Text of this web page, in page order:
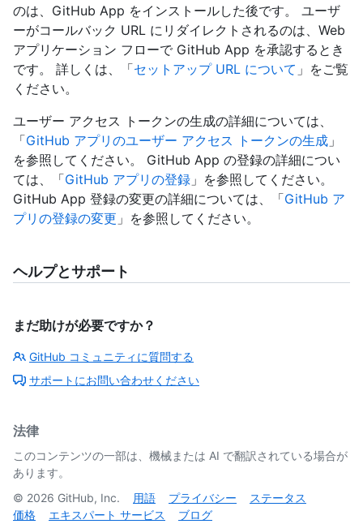
のは、GitHub App をインストールした後です。 ユーザ
ーがコールバック URL にリダイレクトされるのは、Web
アプリケーション フローで GitHub App を承認するとき
です。 詳しくは、「セットアップ URL について 」をご覧
ください。
ユーザー アクセス トークンの生成の詳細については、
「GitHub アプリのユーザー アクセス トークンの生成 」
を参照してください。 GitHub App の登録の詳細につい
ては、「GitHub アプリの登録 」を参照してください。
GitHub App 登録の変更の詳細については、「GitHub ア
プリの登録の変更 」を参照してください。
ヘルプとサポート
まだ助けが必要ですか？
GitHub コミュニティに質問する
サポートにお問い合わせください
法律
このコンテンツの一部は、機械または AI で翻訳されている場合が
あります。
© 2026 GitHub, Inc. 用語 プライバシー
ステータス
価格
エキスパート サービス ブログ